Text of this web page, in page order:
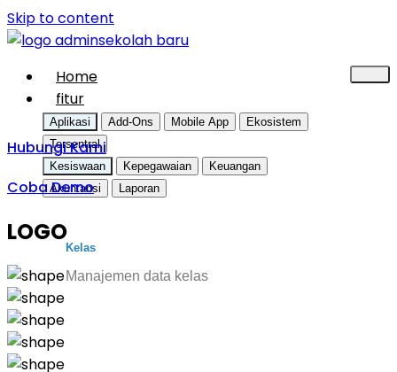
Skip to content
Home
fitur
Aplikasi Add-Ons Mobile App
Ekosistem
Tersentral
Kesiswaan
Kepegawaian
Keuangan
Akuntansi
Laporan
Kelas
Manajemen data kelas
Hubungi Kami
Coba Demo
LOGO